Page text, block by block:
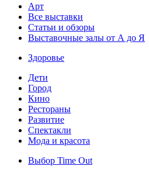
Арт
Все выставки
Статьи и обзоры
Выставочные залы от А до Я
Здоровье
Дети
Город
Кино
Рестораны
Развитие
Спектакли
Мода и красота
Выбор Time Out